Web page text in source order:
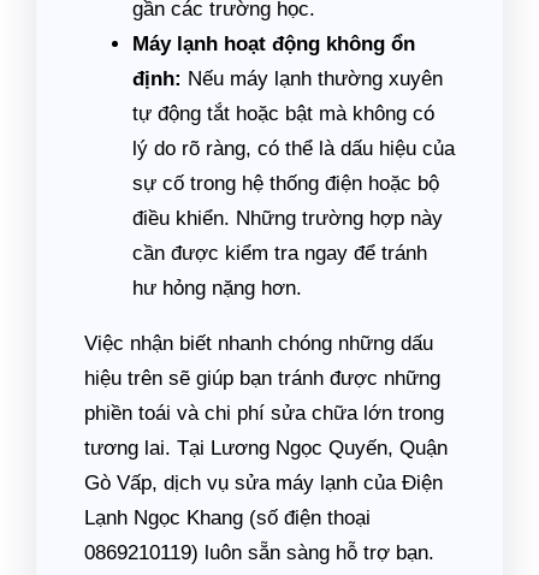
gần các trường học.
Máy lạnh hoạt động không ổn
định: Nếu máy lạnh thường xuyên
tự động tắt hoặc bật mà không có
lý do rõ ràng, có thể là dấu hiệu của
sự cố trong hệ thống điện hoặc bộ
điều khiển. Những trường hợp này
cần được kiểm tra ngay để tránh
hư hỏng nặng hơn.
Việc nhận biết nhanh chóng những dấu
hiệu trên sẽ giúp bạn tránh được những
phiền toái và chi phí sửa chữa lớn trong
tương lai. Tại Lương Ngọc Quyến, Quận
Gò Vấp, dịch vụ sửa máy lạnh của Điện
Lạnh Ngọc Khang (số điện thoại
0869210119) luôn sẵn sàng hỗ trợ bạn.